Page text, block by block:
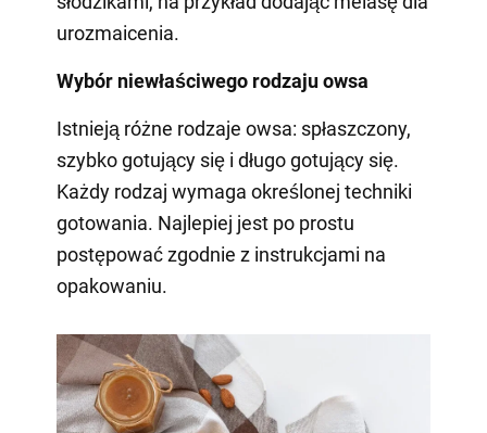
urozmaicenia.
Wybór niewłaściwego rodzaju owsa
Istnieją różne rodzaje owsa: spłaszczony,
szybko gotujący się i długo gotujący się.
Każdy rodzaj wymaga określonej techniki
gotowania. Najlepiej jest po prostu
postępować zgodnie z instrukcjami na
opakowaniu.